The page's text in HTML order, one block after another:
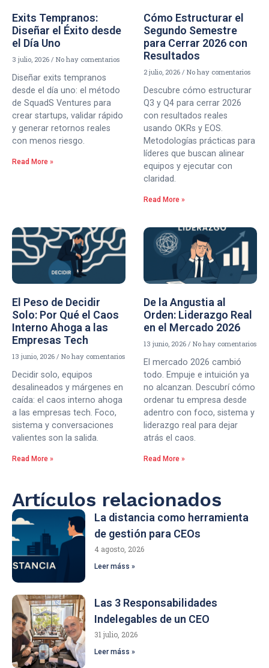
Exits Tempranos:
Diseñar el Éxito desde
el Día Uno
3 julio, 2026 No hay comentarios
Diseñar exits tempranos
desde el día uno: el método
de SquadS Ventures para
crear startups, validar rápido
y generar retornos reales
con menos riesgo.
Read More »
Cómo Estructurar el
Segundo Semestre
para Cerrar 2026 con
Resultados
2 julio, 2026 No hay comentarios
Descubre cómo estructurar
Q3 y Q4 para cerrar 2026
con resultados reales
usando OKRs y EOS.
Metodologías prácticas para
líderes que buscan alinear
equipos y ejecutar con
claridad.
Read More »
El Peso de Decidir
Solo: Por Qué el Caos
Interno Ahoga a las
Empresas Tech
13 junio, 2026 No hay comentarios
Decidir solo, equipos
desalineados y márgenes en
caída: el caos interno ahoga
a las empresas tech. Foco,
sistema y conversaciones
valientes son la salida.
Read More »
De la Angustia al
Orden: Liderazgo Real
en el Mercado 2026
13 junio, 2026 No hay comentarios
El mercado 2026 cambió
todo. Empuje e intuición ya
no alcanzan. Descubrí cómo
ordenar tu empresa desde
adentro con foco, sistema y
liderazgo real para dejar
atrás el caos.
Read More »
Artículos relacionados
La distancia como herramienta
de gestión para CEOs
4 agosto, 2026
Leer máss »
Las 3 Responsabilidades
Indelegables de un CEO
31 julio, 2026
Leer máss »